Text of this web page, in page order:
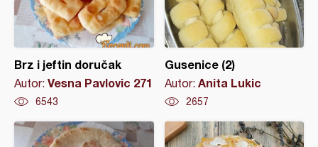
Brz i jeftin doručak
Autor: Vesna Pavlovic 271
6543
Gusenice (2)
Autor: Anita Lukic
2657